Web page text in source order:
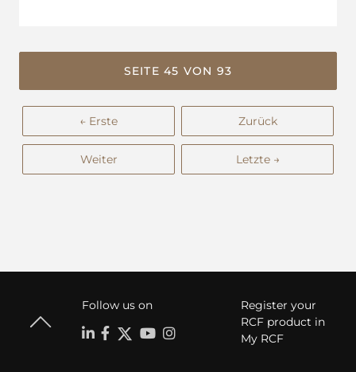
SEITE 45 VON 93
← Erste Zurück
Weiter Letzte →
Follow us on
Register your
RCF product in
My RCF